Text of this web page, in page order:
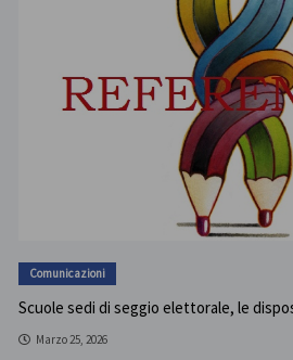
Comunicazioni
Scuole sedi di seggio elettorale, le
Marzo 25, 2026